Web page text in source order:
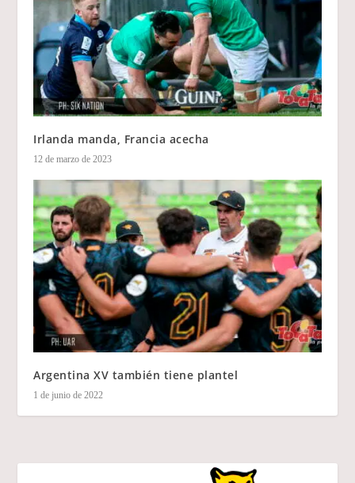
Irlanda manda, Francia acecha
12 de marzo de 2023
Argentina XV también tiene plantel
1 de junio de 2022